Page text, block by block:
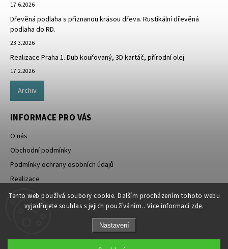
Tento web používá soubory cookie. Dalším procházením tohoto webu
vyjadřujete souhlas s jejich používáním.. Více informací zde.
Nastavení
17.6.2026
Dřevěná podlaha s přiznanou krásou dřeva. Rustikální dřevěná
podlaha do RD.
23.3.2026
Realizace Praha 1. Dub kouřovaný, 3D kartáč, přírodní olej
17.2.2026
Archiv
INFORMACE PRO VÁS
O nás
Obchodní podmínky
Podmínky ochrany osobních údajů
Realizace
Doprava zdarma